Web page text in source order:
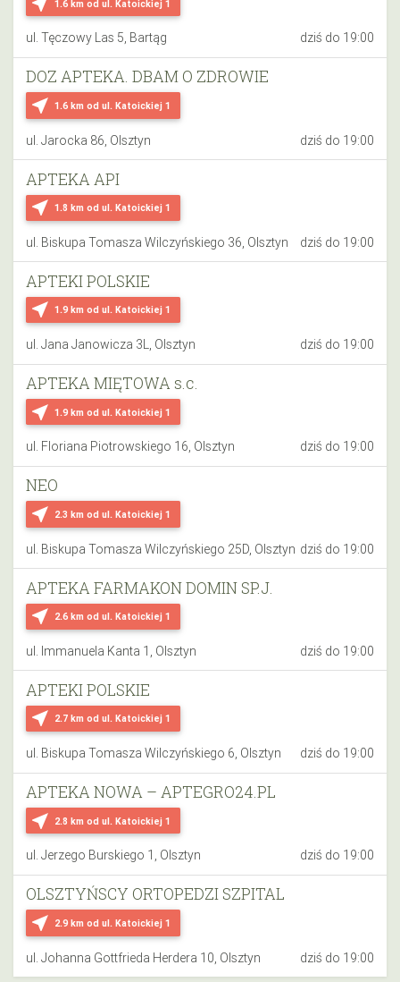
1.6 km od ul. Katoickiej 1
ul. Tęczowy Las 5, Bartąg dziś do 19:00
near_me 1.6 km od ul. Katoickiej 1
DOZ APTEKA. DBAM O ZDROWIE
ul. Jarocka 86, Olsztyn dziś do 19:00
near_me 1.8 km od ul. Katoickiej 1
APTEKA API
ul. Biskupa Tomasza Wilczyńskiego 36, Olsztyn dziś do 19:00
near_me 1.9 km od ul. Katoickiej 1
APTEKI POLSKIE
ul. Jana Janowicza 3L, Olsztyn dziś do 19:00
near_me 1.9 km od ul. Katoickiej 1
APTEKA MIĘTOWA s.c.
ul. Floriana Piotrowskiego 16, Olsztyn dziś do 19:00
near_me 2.3 km od ul. Katoickiej 1
NEO
ul. Biskupa Tomasza Wilczyńskiego 25D, Olsztyn dziś do 19:00
near_me 2.6 km od ul. Katoickiej 1
APTEKA FARMAKON DOMIN SP.J.
ul. Immanuela Kanta 1, Olsztyn dziś do 19:00
near_me 2.7 km od ul. Katoickiej 1
APTEKI POLSKIE
ul. Biskupa Tomasza Wilczyńskiego 6, Olsztyn dziś do 19:00
near_me 2.8 km od ul. Katoickiej 1
APTEKA NOWA – APTEGRO24.PL
ul. Jerzego Burskiego 1, Olsztyn dziś do 19:00
near_me 2.9 km od ul. Katoickiej 1
OLSZTYŃSCY ORTOPEDZI SZPITAL
ul. Johanna Gottfrieda Herdera 10, Olsztyn dziś do 19:00